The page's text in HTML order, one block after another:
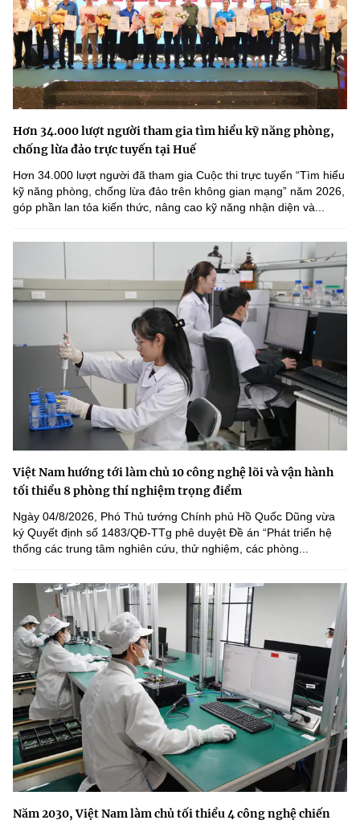
Hơn 34.000 lượt người tham gia tìm hiểu kỹ năng phòng,
chống lừa đảo trực tuyến tại Huế
Hơn 34.000 lượt người đã tham gia Cuộc thi trực tuyến “Tìm hiểu
kỹ năng phòng, chống lừa đảo trên không gian mạng” năm 2026,
góp phần lan tỏa kiến thức, nâng cao kỹ năng nhận diện và...
Việt Nam hướng tới làm chủ 10 công nghệ lõi và vận hành
tối thiểu 8 phòng thí nghiệm trọng điểm
Ngày 04/8/2026, Phó Thủ tướng Chính phủ Hồ Quốc Dũng vừa
ký Quyết định số 1483/QĐ-TTg phê duyệt Đề án “Phát triển hệ
thống các trung tâm nghiên cứu, thử nghiệm, các phòng...
Năm 2030, Việt Nam làm chủ tối thiểu 4 công nghệ chiến